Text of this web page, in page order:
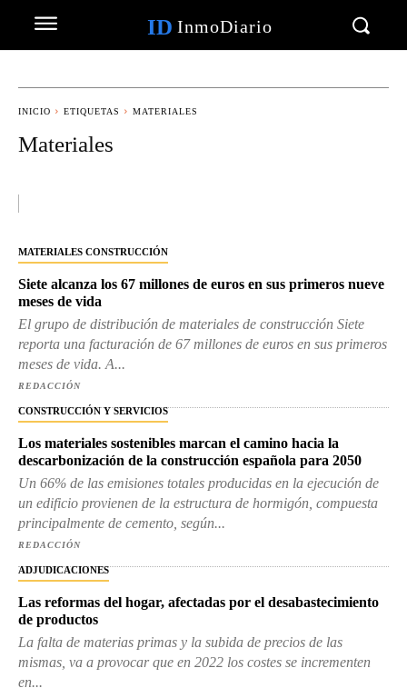
ID InmoDiario
INICIO ETIQUETAS MATERIALES
Materiales
MATERIALES CONSTRUCCIÓN
Siete alcanza los 67 millones de euros en sus primeros nueve
meses de vida
El grupo de distribución de materiales de construcción Siete
reporta una facturación de 67 millones de euros en sus primeros
meses de vida. A...
REDACCIÓN
CONSTRUCCIÓN Y SERVICIOS
Los materiales sostenibles marcan el camino hacia la
descarbonización de la construcción española para 2050
Un 66% de las emisiones totales producidas en la ejecución de
un edificio provienen de la estructura de hormigón, compuesta
principalmente de cemento, según...
REDACCIÓN
ADJUDICACIONES
Las reformas del hogar, afectadas por el desabastecimiento
de productos
La falta de materias primas y la subida de precios de las
mismas, va a provocar que en 2022 los costes se incrementen
en...